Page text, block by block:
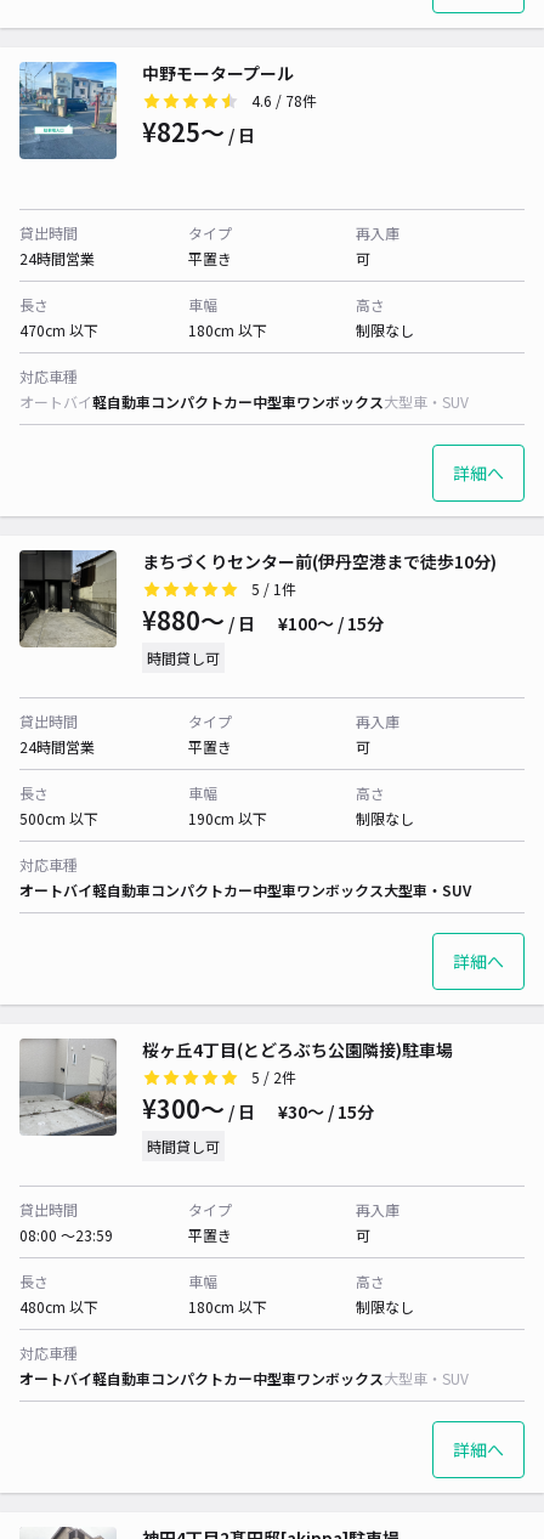
中野モータープール
4.6 / 78件
¥825〜 / 日
貸出時間
24時間営業
タイプ
平置き
再入庫
可
長さ
470cm 以下
車幅
180cm 以下
高さ
制限なし
対応車種
オートバイ軽自動車コンパクトカー中型車ワンボックス大型車・SUV
詳細へ
まちづくりセンター前(伊丹空港まで徒歩10分)
5 / 1件
¥880〜 / 日 ¥100〜 / 15分
時間貸し可
貸出時間
24時間営業
タイプ
平置き
再入庫
可
長さ
500cm 以下
車幅
190cm 以下
高さ
制限なし
対応車種
オートバイ軽自動車コンパクトカー中型車ワンボックス大型車・SUV
詳細へ
桜ヶ丘4丁目(とどろぶち公園隣接)駐車場
5 / 2件
¥300〜 / 日 ¥30〜 / 15分
時間貸し可
貸出時間
08:00 〜23:59
タイプ
平置き
再入庫
可
長さ
480cm 以下
車幅
180cm 以下
高さ
制限なし
対応車種
オートバイ軽自動車コンパクトカー中型車ワンボックス大型車・SUV
詳細へ